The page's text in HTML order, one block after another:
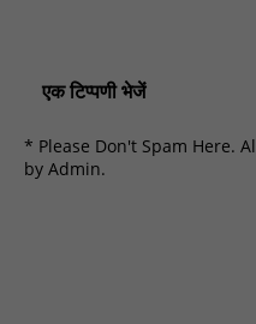
एक टिप्पणी भेजें
* Please Don't Spam Here.
by Admin.